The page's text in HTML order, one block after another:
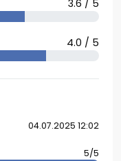
3.6 / 5
4.0 / 5
04.07.2025 12:02
5/5